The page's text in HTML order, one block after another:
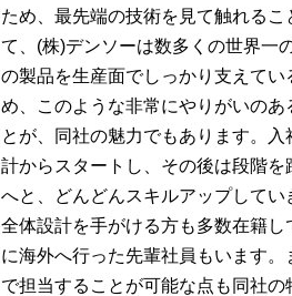
ため、最先端の技術を見て触れる
て、(株)デンソーは数多くの世界一
の製品を生産面でしっかり支えて
め、このような非常にやりがいの
とが、同社の魅力でもあります。
計からスタートし、その後は段階
へと、どんどんスキルアップしてい
全体設計を手がける方も多数在籍
に海外へ行った先輩社員もいます
で担当することが可能な点も同社の